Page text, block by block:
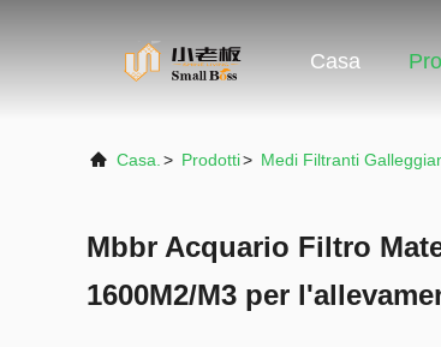
Casa
Casa. > Prodotti> Medi Filtranti
Mbbr Acquario Filtro
1600M2/M3 per